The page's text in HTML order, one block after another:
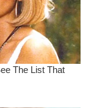
ะดับแบรนด์เมือง
ราชวงศ์หมิงเป็น
ดินหน้าขับเคลื่อน
เนื่องเป็นปีที่ 5
ดการประชุมหลัก